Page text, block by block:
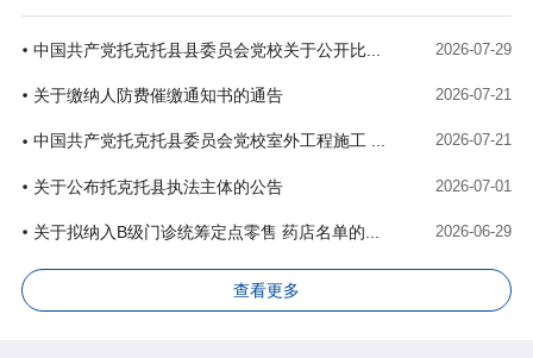
中国共产党托克托县县委员会党校关于公开比... 2026-07-29
关于缴纳人防费催缴通知书的通告 2026-07-21
中国共产党托克托县委员会党校室外工程施工 ... 2026-07-21
关于公布托克托县执法主体的公告 2026-07-01
关于拟纳入B级门诊统筹定点零售 药店名单的... 2026-06-29
查看更多